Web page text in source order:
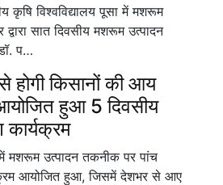
कृषि विश्वविद्यालय पूसा में मशरूम
सात दिवसीय मशरूम उत्पादन
प…
होगी किसानों की आय
हुआ 5 दिवसीय
कार्यक्रम
मशरूम उत्पादन तकनीक पर पांच
आयोजित हुआ, जिसमें देशभर से आए